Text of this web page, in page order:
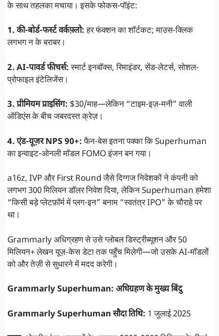
के साथ तहलका मचाया। इसके फोकस-पॉइंट:
1. की-बोर्ड-फर्स्ट वर्कफ़्लो:हर फंक्शन का शॉर्टकट; माउस-क्लिक
लगभग न के बराबर।
2. AI-पावर्ड फीचर्स:स्मार्ट इनबॉक्स, रिमाइंडर, सेंड-लेटर्स, सोशल-
प्रोफाइल इंटेलिजेंस।
3. प्रीमियम प्राइसिंग: $30/माह—लेकिन “टाइम-इज़-मनी” वाली
ऑडिएंस के बीच जबरदस्त क्रेज़।
4. एंड-यूज़र NPS 90+:फैन-बेस इतना पक्का कि Superhuman
का इन्वाइट-ओनली मॉडल FOMO इंजन बन गया।
a16z, IVP और First Round जैसे दिग्गज निवेशकों ने कंपनी को
लगभग 300 मिलियन डॉलर निवेश दिया, लेकिन Superhuman हमेशा
“किसी बड़े प्लेटफ़ॉर्म में प्लग-इन” बनाम “स्वतंत्र IPO” के चौराहे पर
था।
Grammarly अधिग्रहण से उसे ग्लोबल डिस्ट्रीब्यूशन और 50
मिलियन+ लेखन यूज़-केस डेटा तक पहुँच मिलेगी—जो उसके AI-मॉडलों
को और तेज़ी से सुधारने में मदद करेगी।
Grammarly Superhuman: अधिग्रहण के मुख्य बिंदु
Grammarly Superhuman सौदा तिथि: 1 जुलाई 2025